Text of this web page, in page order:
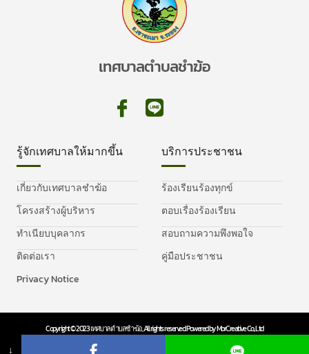
เทศบาลตำบลชำฆ้อ
รู้จักเทศบาลให้มากขึ้น
เกี่ยวกับเทศบาลชำฆ้อ
โครงสร้างผู้บริหาร
ทำเนียบบุคลากร
ติดต่อเรา
Privacy Notice
บริการประชาชน
ร้องเรียนร้องทุกข์
ตอบเรื่องร้องเรียน
สอบถามความพึงพอใจ
คู่มือประชาชน
Copyright © 2023 เทศบาลตำบลชำฆ้อ, All rights reserved. Powered by MorCreative Co., Ltd
↓